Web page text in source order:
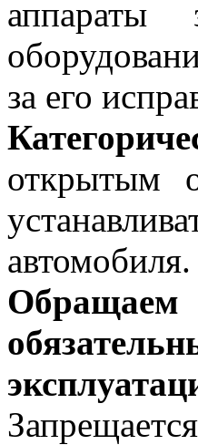
аппараты
за его
открытым
автомобиля.